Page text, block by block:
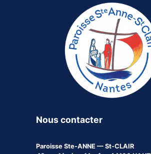
Nous contacter
Paroisse Ste-ANNE — St-CLAIR